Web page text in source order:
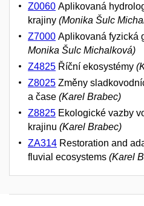
Z0060 Aplikovaná
krajiny (Monika Šulc
Z7000 Aplikovaná fyzická
Monika Šulc Michalková)
Z4825 Říční ekosystémy
Z8025 Změny
a čase (Karel Brabec)
Z8825 Ekologické vazby
krajinu (Karel Brabec)
ZA314 Restoration and
fluvial ecosystems (Karel